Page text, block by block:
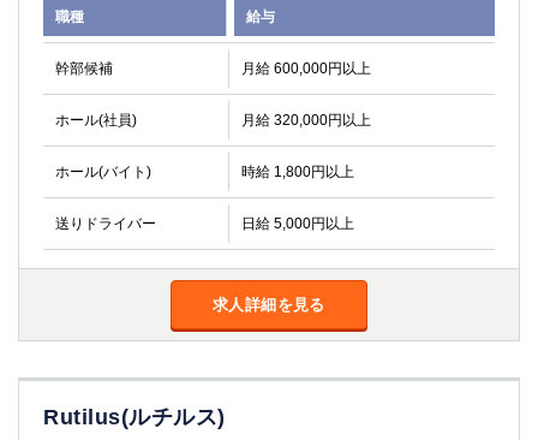
職種 給与
幹部候補 月給 600,000円以上
ホール(社員) 月給 320,000円以上
ホール(バイト) 時給 1,800円以上
送りドライバー 日給 5,000円以上
求人詳細を見る
Rutilus(ルチルス)
高崎 館林
該当求人 0 選択した内容で設定